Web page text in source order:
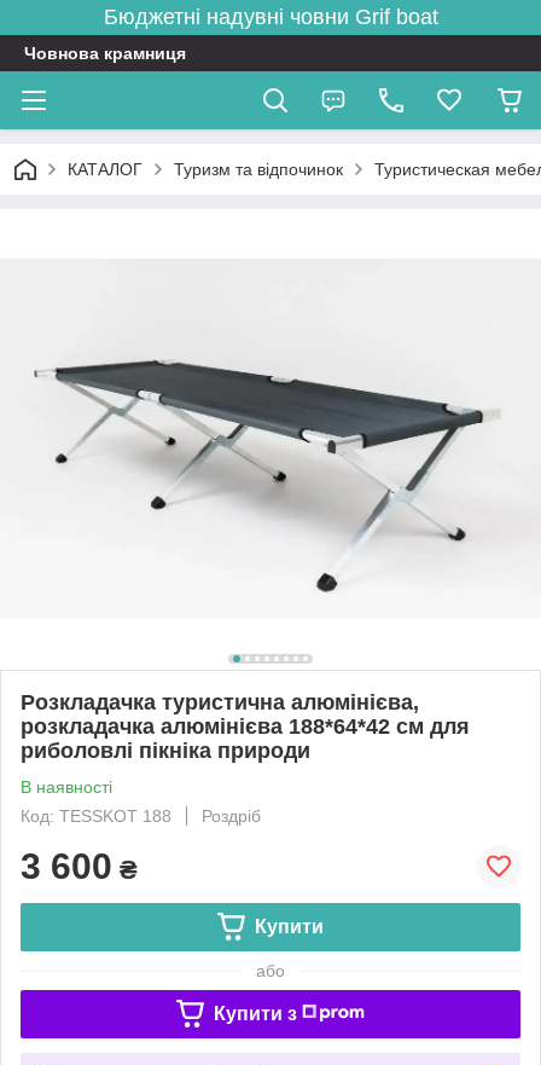
Бюджетні надувні човни Grif boat
Човнова крамниця
КАТАЛОГ Туризм та відпочинок Туристическая
Розкладачка туристична алюмінієва,
розкладачка алюмінієва 188*64*42 см для
риболовлі пікніка природи
В наявності
Код: TESSKOT 188
Роздріб
3 600 ₴
Купити
або
Купити з